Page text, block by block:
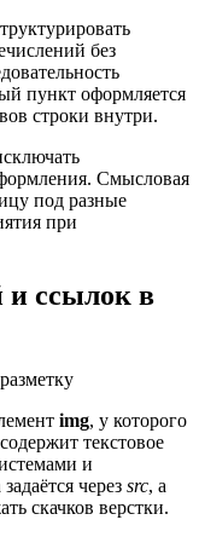
без
пункт оформляется
строки внутри.
Смысловая
под разные
при
и ссылок в
img, у которого
текстовое
и
через src, а
скачков верстки.